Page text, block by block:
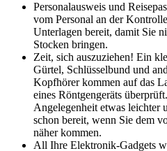
Personalausweis und
vom Personal an der
Unterlagen bereit, damit Sie
Stocken bringen.
Zeit, sich auszuziehen! Ein
Gürtel, Schlüsselbund und
Kopfhörer kommen auf das
eines Röntgengeräts
Angelegenheit etwas leichter
schon bereit, wenn Sie dem
näher kommen.
All Ihre Elektronik-Gadgets